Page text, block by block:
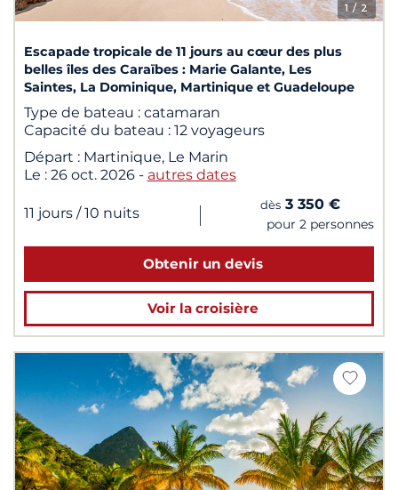
1/ 2
Escapade tropicale de 11 jours au cœur des plus
belles îles des Caraïbes : Marie Galante, Les
Saintes, La Dominique, Martinique et Guadeloupe
Type de bateau : catamaran
Capacité du bateau : 12 voyageurs
Départ : Martinique, Le Marin
Le : 26 oct. 2026 - autres dates
11 jours / 10 nuits | dès 3 350 €
pour 2 personnes
Obtenir un devis
Voir la croisière